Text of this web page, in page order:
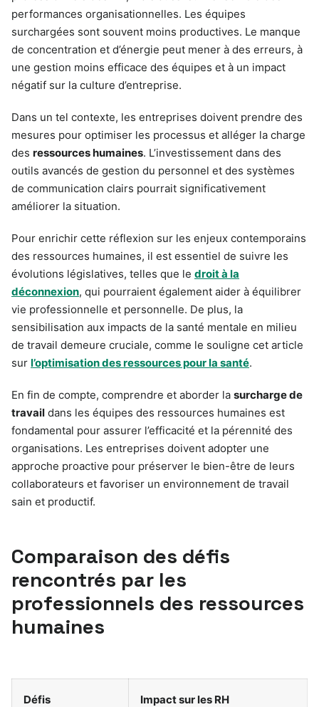
performances organisationnelles. Les équipes
surchargées sont souvent moins productives. Le manque
de concentration et d’énergie peut mener à des erreurs, à
une gestion moins efficace des équipes et à un impact
négatif sur la culture d’entreprise.
Dans un tel contexte, les entreprises doivent prendre des
mesures pour optimiser les processus et alléger la charge
des ressources humaines. L’investissement dans des
outils avancés de gestion du personnel et des systèmes
de communication clairs pourrait significativement
améliorer la situation.
Pour enrichir cette réflexion sur les enjeux contemporains
des ressources humaines, il est essentiel de suivre les
évolutions législatives, telles que le droit à la
déconnexion, qui pourraient également aider à équilibrer
vie professionnelle et personnelle. De plus, la
sensibilisation aux impacts de la santé mentale en milieu
de travail demeure cruciale, comme le souligne cet article
sur l’optimisation des ressources pour la santé.
En fin de compte, comprendre et aborder la surcharge de
travail dans les équipes des ressources humaines est
fondamental pour assurer l’efficacité et la pérennité des
organisations. Les entreprises doivent adopter une
approche proactive pour préserver le bien-être de leurs
collaborateurs et favoriser un environnement de travail
sain et productif.
Comparaison des défis
rencontrés par les
professionnels des ressources
humaines
Défis Impact sur les RH